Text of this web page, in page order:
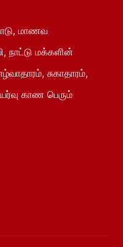
மாணவ
நாட்டு மக்களின்
சுகாதாரம்,
காண பெரும்